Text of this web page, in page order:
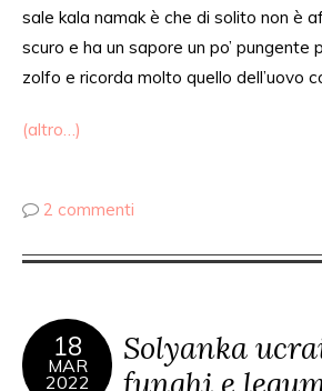
sale kala namak è che di solito non è
scuro e ha un sapore un po’ pungente
zolfo e ricorda molto quello dell’uovo
(altro…)
2 commenti
18
MAR
2022
Solyanka
funghi e